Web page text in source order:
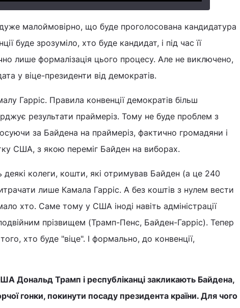
дуже малоймовірно, що буде проголосована кандидатура
буде зрозуміло, хто буде кандидат, і під час її
лише формалізація цього процесу. Але не виключено,
у віце-президенти від демократів.
Гарріс. Правила конвенції демократів більш
результати праймеріз. Тому не буде проблем з
за Байдена на праймеріз, фактично громадяни і
США, з якою переміг Байден на виборах.
колеги, кошти, які отримував Байден (а це 240
лише Камала Гарріс. А без коштів з нулем вести
хто. Саме тому у США іноді навіть адміністрації
прізвищем (Трамп-Пенс, Байден-Гарріс). Тепер
хто буде "віце". І формально, до конвенції,
Дональд Трамп і республіканці закликають Байдена,
гонки, покинути посаду президента країни. Для чого